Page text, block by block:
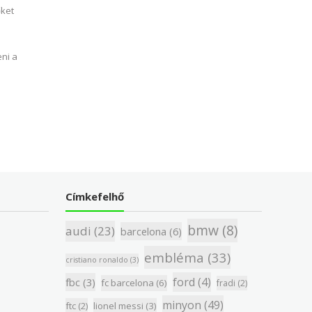
a
Címkefelhő
audi (23) barcelona (6) bmw (8)
cristiano ronaldo (3) embléma (33)
fbc (3) fc barcelona (6) ford (4) fradi (2)
ftc (2) lionel messi (3) minyon (49)